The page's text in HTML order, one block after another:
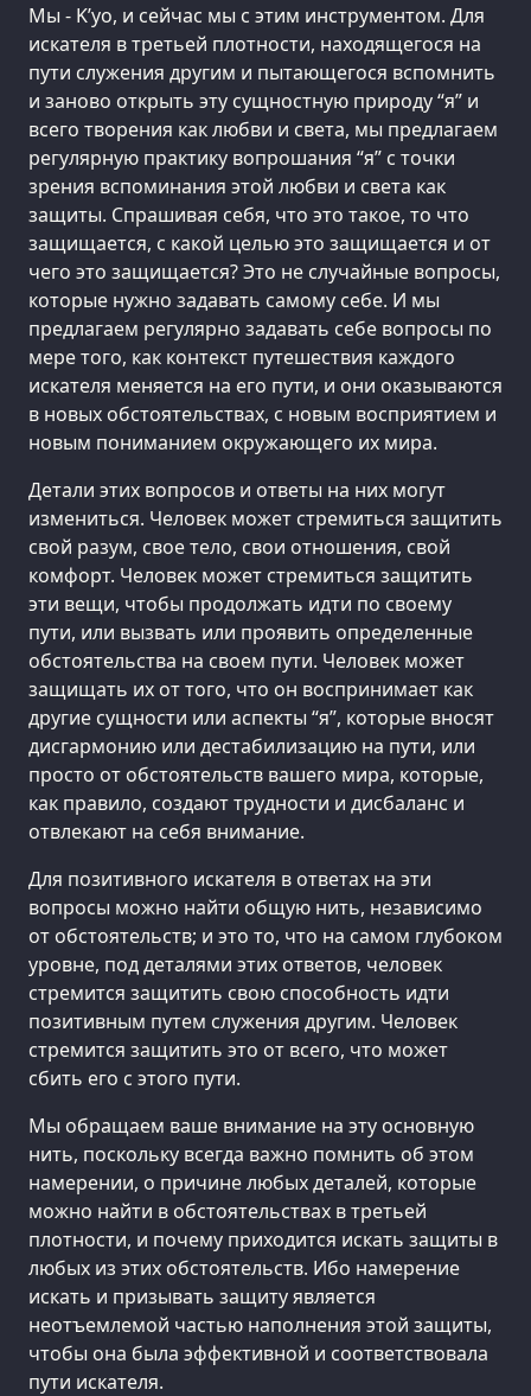
Мы - K’уо, и сейчас мы с этим инструментом. Для
искателя в третьей плотности, находящегося на
пути служения другим и пытающегося вспомнить
и заново открыть эту сущностную природу “я” и
всего творения как любви и света, мы предлагаем
регулярную практику вопрошания “я” с точки
зрения вспоминания этой любви и света как
защиты. Спрашивая себя, что это такое, то что
защищается, с какой целью это защищается и от
чего это защищается? Это не случайные вопросы,
которые нужно задавать самому себе. И мы
предлагаем регулярно задавать себе вопросы по
мере того, как контекст путешествия каждого
искателя меняется на его пути, и они оказываются
в новых обстоятельствах, с новым восприятием и
новым пониманием окружающего их мира.
Детали этих вопросов и ответы на них могут
измениться. Человек может стремиться защитить
свой разум, свое тело, свои отношения, свой
комфорт. Человек может стремиться защитить
эти вещи, чтобы продолжать идти по своему
пути, или вызвать или проявить определенные
обстоятельства на своем пути. Человек может
защищать их от того, что он воспринимает как
другие сущности или аспекты “я”, которые вносят
дисгармонию или дестабилизацию на пути, или
просто от обстоятельств вашего мира, которые,
как правило, создают трудности и дисбаланс и
отвлекают на себя внимание.
Для позитивного искателя в ответах на эти
вопросы можно найти общую нить, независимо
от обстоятельств; и это то, что на самом глубоком
уровне, под деталями этих ответов, человек
стремится защитить свою способность идти
позитивным путем служения другим. Человек
стремится защитить это от всего, что может
сбить его с этого пути.
Мы обращаем ваше внимание на эту основную
нить, поскольку всегда важно помнить об этом
намерении, о причине любых деталей, которые
можно найти в обстоятельствах в третьей
плотности, и почему приходится искать защиты в
любых из этих обстоятельств. Ибо намерение
искать и призывать защиту является
неотъемлемой частью наполнения этой защиты,
чтобы она была эффективной и соответствовала
пути искателя.